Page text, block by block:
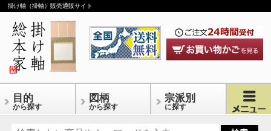
掛け軸（掛軸）販売通販サイト
目的
から探す
図柄
から探す
宗派別
に探す